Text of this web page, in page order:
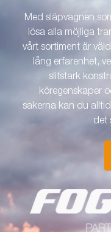
Med släpvagnen
lösa alla möjliga
vårt sortiment är
lång erfarenhet,
slitstark
köregenskaper
sakerna kan du
det